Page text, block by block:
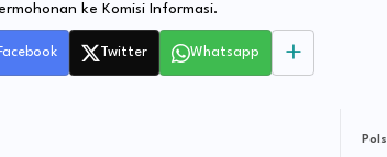
ke Komisi Informasi.
Twitter Whatsapp